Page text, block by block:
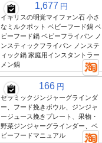
1,677 円
イギリスの明覚マイファン石 小さ
なミルクポット ベビーフード鍋 ベ
ビーフード鍋 ベビーフライパン ノ
ンスティックフライパン ノンステ
ィック鍋 家庭用インスタントラー
メン鍋
166 円
セラミックジンジャーグラインダ
ー、フード挽きボウル、ジンジャ
ージュース挽きプレート、果物・
野菜ジンジャーグラインダー、ベ
ビーフードマニュアル